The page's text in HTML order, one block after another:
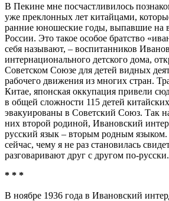
В Пекине мне посчастливилось
уже преклонных лет китайцами,
ранние юношеские годы, выпавшие на
России. Это такое особое братство
себя называют, – воспитанников
интернационального детского дома,
Советском Союзе для детей видных
рабочего движения из многих стран.
Китае, японская оккупация привели
в общей сложности 115 детей
эвакуированы в Советский Союз. Так
них второй родиной, Ивановский
русский язык – вторым родным
сейчас, чему я не раз становилась
разговаривают друг с другом по-русски.
* * *
В ноябре 1936 года в Ивановский